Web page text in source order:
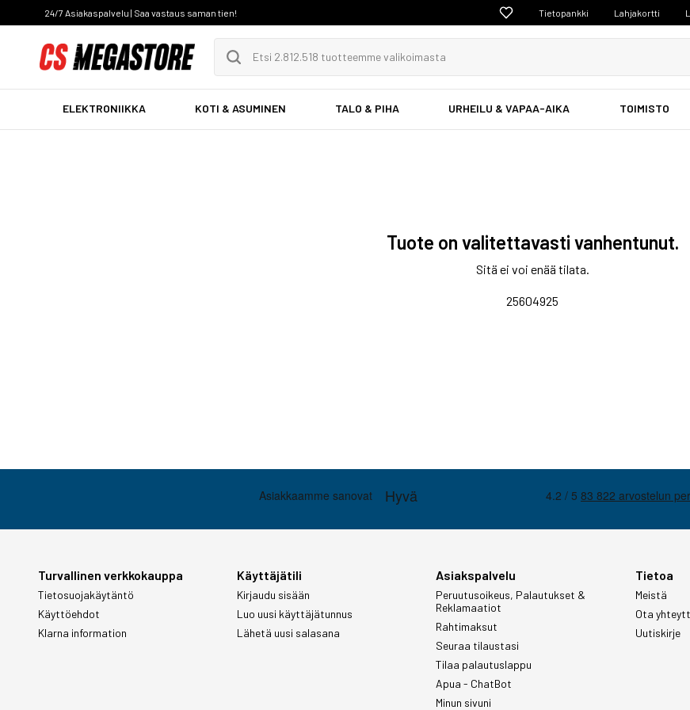
24/7 Asiakaspalvelu | Saa vastaus saman tien! Tietopankki Lahjakortti
ELEKTRONIIKKA KOTI & ASUMINEN TALO & PIHA URHEILU & VAPAA-AIKA TOIMISTO
Tuote on valitettavasti vanhentunut.
Sitä ei voi enää tilata.
25604925
Turvallinen verkkokauppa
Tietosuojakäytäntö
Käyttöehdot
Klarna information
Käyttäjätili
Kirjaudu sisään
Luo uusi käyttäjätunnus
Lähetä uusi salasana
Asiakspalvelu
Peruutusoikeus, Palautukset &
Reklamaatiot
Rahtimaksut
Seuraa tilaustasi
Tilaa palautuslappu
Apua - ChatBot
Minun sivuni
Tietoa
Meistä
Ota
Uutiskirje